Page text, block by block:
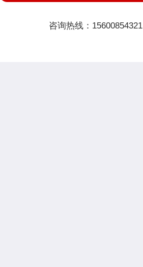
咨询热线：15600854321